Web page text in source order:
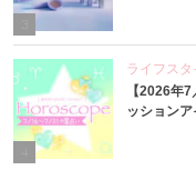
3
4
ライフスタ
【2026年
ッション